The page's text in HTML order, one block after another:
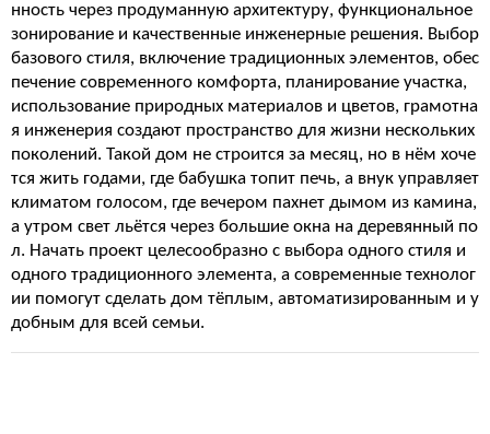
нность через продуманную архитектуру, функциональное
зонирование и качественные инженерные решения. Выбор
базового стиля, включение традиционных элементов, обес
печение современного комфорта, планирование участка,
использование природных материалов и цветов, грамотна
я инженерия создают пространство для жизни нескольких
поколений. Такой дом не строится за месяц, но в нём хоче
тся жить годами, где бабушка топит печь, а внук управляет
климатом голосом, где вечером пахнет дымом из камина,
а утром свет льётся через большие окна на деревянный по
л. Начать проект целесообразно с выбора одного стиля и
одного традиционного элемента, а современные технолог
ии помогут сделать дом тёплым, автоматизированным и у
добным для всей семьи.